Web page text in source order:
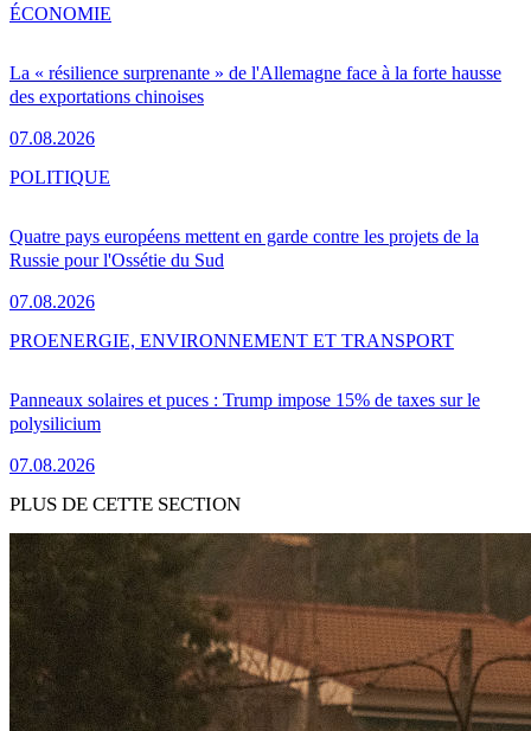
La « résilience surprenante » de l'Allemagne face à la forte hausse
des exportations chinoises
07.08.2026
ÉCONOMIE
Quatre pays européens mettent en garde contre les projets de la
Russie pour l'Ossétie du Sud
07.08.2026
POLITIQUE
Panneaux solaires et puces : Trump impose 15% de taxes sur le
polysilicium
07.08.2026
PROENERGIE, ENVIRONNEMENT ET TRANSPORT
PLUS DE CETTE SECTION